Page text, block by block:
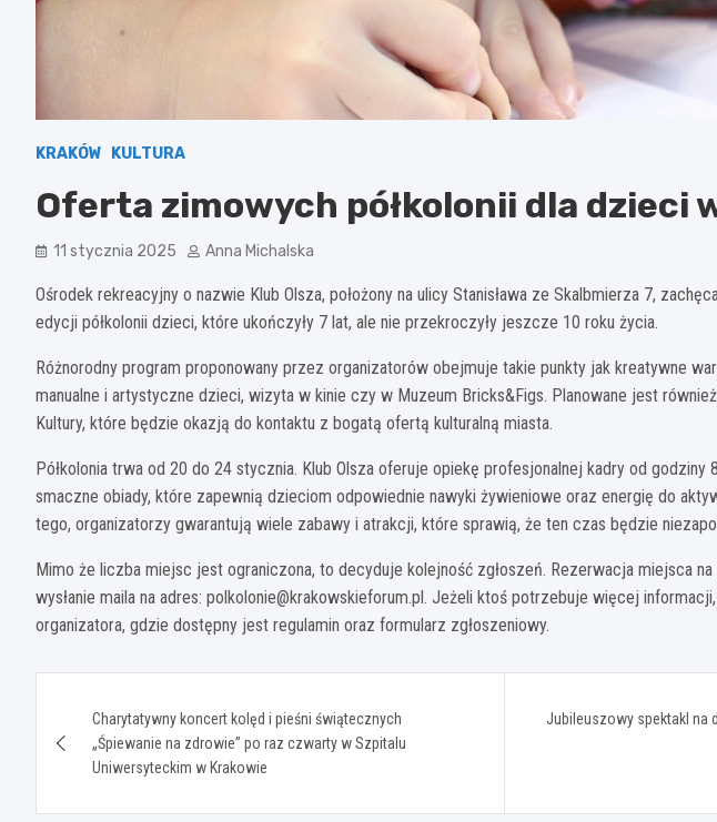
KRAKÓW KULTURA
Oferta zimowych półkolonii dla dzieci
11 stycznia 2025 Anna Michalska
Ośrodek rekreacyjny o nazwie Klub Olsza, położony na ulicy Stanisława ze Skalbmierza 7,
edycji półkolonii dzieci, które ukończyły 7 lat, ale nie przekroczyły jeszcze 10 roku życia.
Różnorodny program proponowany przez organizatorów obejmuje takie punkty jak kreatywne
manualne i artystyczne dzieci, wizyta w kinie czy w Muzeum Bricks&Figs. Planowane jest
Kultury, które będzie okazją do kontaktu z bogatą ofertą kulturalną miasta.
Półkolonia trwa od 20 do 24 stycznia. Klub Olsza oferuje opiekę profesjonalnej kadry od godziny
smaczne obiady, które zapewnią dzieciom odpowiednie nawyki żywieniowe oraz energię do
tego, organizatorzy gwarantują wiele zabawy i atrakcji, które sprawią, że ten czas będzie
Mimo że liczba miejsc jest ograniczona, to decyduje kolejność zgłoszeń. Rezerwacja miejsca
wysłanie maila na adres: polkolonie@krakowskieforum.pl. Jeżeli ktoś potrzebuje więcej
organizatora, gdzie dostępny jest regulamin oraz formularz zgłoszeniowy.
wpisu
Charytatywny koncert kolęd i pieśni świątecznych
„Śpiewanie na zdrowie” po raz czwarty w Szpitalu
Uniwersyteckim w Krakowie
Jubileuszowy spektakl na